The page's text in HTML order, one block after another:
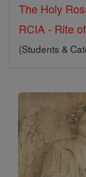
The Holy
RCIA - Rite
(Students &